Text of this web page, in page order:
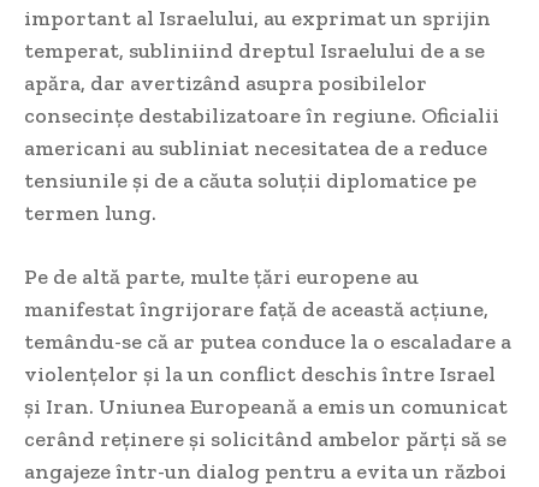
important al Israelului, au exprimat un sprijin
temperat, subliniind dreptul Israelului de a se
apăra, dar avertizând asupra posibilelor
consecințe destabilizatoare în regiune. Oficialii
americani au subliniat necesitatea de a reduce
tensiunile și de a căuta soluții diplomatice pe
termen lung.
Pe de altă parte, multe țări europene au
manifestat îngrijorare față de această acțiune,
temându-se că ar putea conduce la o escaladare a
violențelor și la un conflict deschis între Israel
și Iran. Uniunea Europeană a emis un comunicat
cerând reținere și solicitând ambelor părți să se
angajeze într-un dialog pentru a evita un război